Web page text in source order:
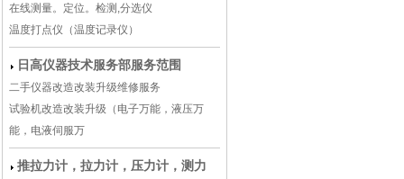
在线测量。定位。检测,分选仪
温度打点仪（温度记录仪）
日高仪器技术服务部服务范围
二手仪器改造改装升级维修服务
试验机改造改装升级（电子万能，液压万
能，电液伺服万
推拉力计，拉力计，压力计，测力